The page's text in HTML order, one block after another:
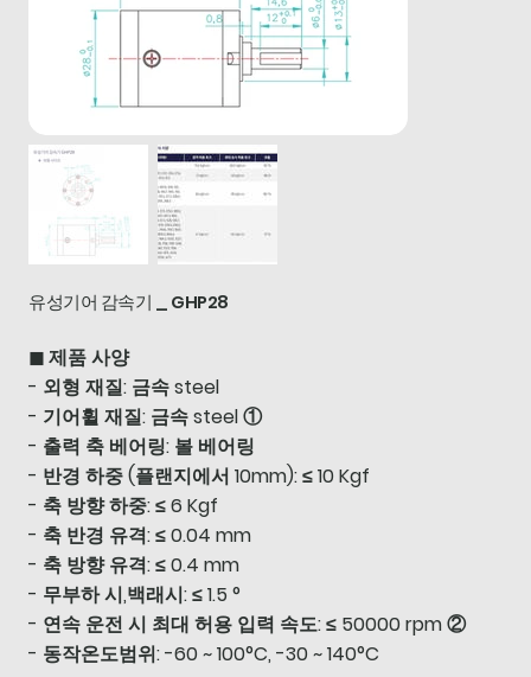
유성기어 감속기 _ GHP28
◼ 제품 사양
- 외형 재질: 금속 steel
- 기어휠 재질: 금속 steel ①
- 출력 축 베어링: 볼 베어링
- 반경 하중 (플랜지에서 10mm): ≤ 10 Kgf
- 축 방향 하중: ≤ 6 Kgf
- 축 반경 유격: ≤ 0.04 mm
- 축 방향 유격: ≤ 0.4 mm
- 무부하 시,백래시: ≤ 1.5 °
- 연속 운전 시 최대 허용 입력 속도: ≤ 50000 rpm ②
- 동작온도범위: -60 ~ 100°C, -30 ~ 140°C